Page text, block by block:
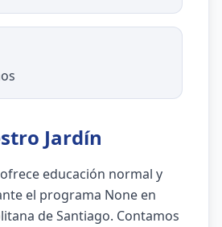
Jardín
ofrece educación normal y
el programa None en
de Santiago. Contamos